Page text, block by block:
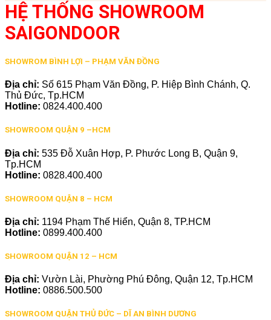
HỆ THỐNG SHOWROOM
SAIGONDOOR
SHOWROM BÌNH LỢI – PHẠM VĂN ĐỒNG
Địa chỉ: Số 615 Phạm Văn Đồng, P. Hiệp Bình Chánh, Q.
Thủ Đức, Tp.HCM
Hotline: 0824.400.400
SHOWROOM QUẬN 9 –HCM
Địa chỉ: 535 Đỗ Xuân Hợp, P. Phước Long B, Quận 9,
Tp.HCM
Hotline: 0828.400.400
SHOWROOM QUẬN 8 – HCM
Địa chỉ: 1194 Phạm Thế Hiển, Quận 8, TP.HCM
Hotline: 0899.400.400
SHOWROOM QUẬN 12 – HCM
Địa chỉ: Vườn Lài, Phường Phú Đông, Quận 12, Tp.HCM
Hotline: 0886.500.500
SHOWROOM QUẬN THỦ ĐỨC – DĨ AN BÌNH DƯƠNG